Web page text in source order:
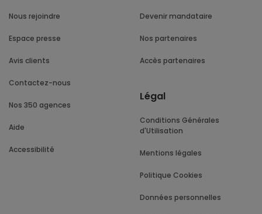
Nous rejoindre
Espace presse
Avis clients
Contactez-nous
Nos 350 agences
Aide
Accessibilité
Devenir mandataire
Nos partenaires
Accès partenaires
Légal
Conditions Générales
d'Utilisation
Mentions légales
Politique Cookies
Données personnelles